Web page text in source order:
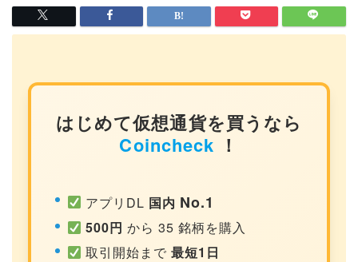
はじめて仮想通貨を買うなら
Coincheck ！
アプリDL 国内 No.1
500円 から 35 銘柄を購入
取引開始まで最短1日